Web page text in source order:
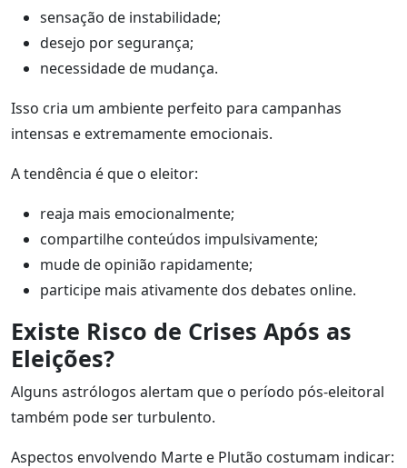
sensação de instabilidade;
desejo por segurança;
necessidade de mudança.
Isso cria um ambiente perfeito para campanhas
intensas e extremamente emocionais.
A tendência é que o eleitor:
reaja mais emocionalmente;
compartilhe conteúdos impulsivamente;
mude de opinião rapidamente;
participe mais ativamente dos debates online.
Existe Risco de Crises Após as
Eleições?
Alguns astrólogos alertam que o período pós-eleitoral
também pode ser turbulento.
Aspectos envolvendo Marte e Plutão costumam indicar: